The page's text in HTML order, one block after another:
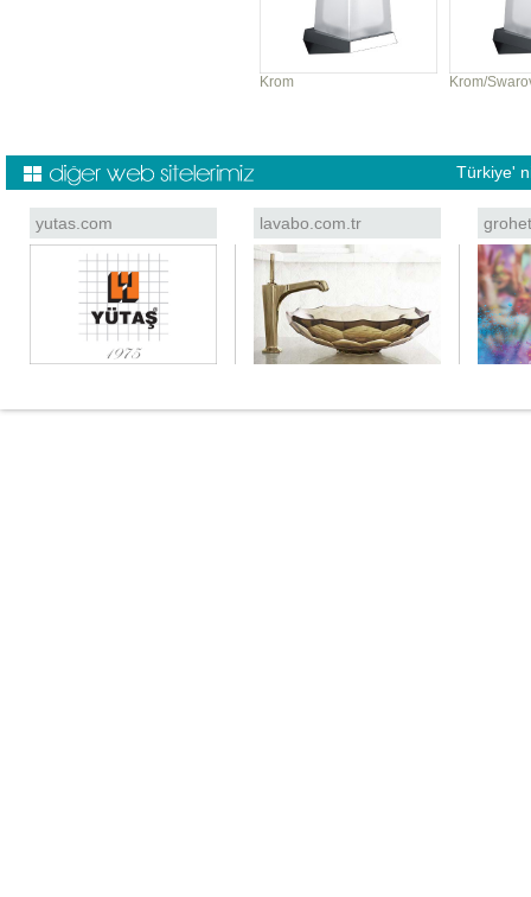
Krom Krom/
Türkiye'
yutas.com lavabo.com.tr